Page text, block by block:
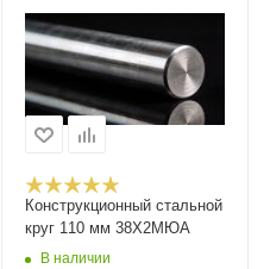
Конструкционный стальной
круг 110 мм 38Х2МЮА
В наличии